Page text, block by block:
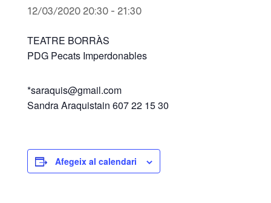
12/03/2020 20:30- 21:30
TEATRE BORRÀS
PDG Pecats Imperdonables
*saraquis@gmail.com
Sandra Araquistain 607 22 15 30
Afegeix al calendari